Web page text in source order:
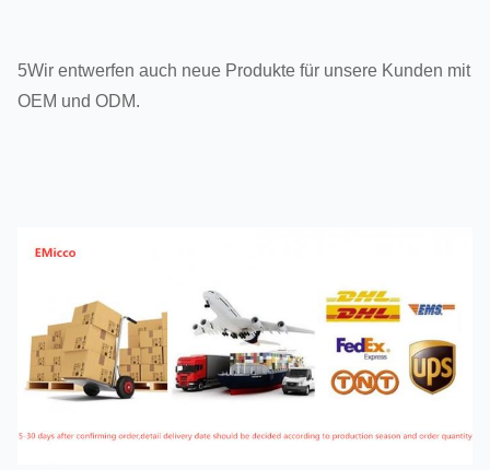
5Wir entwerfen auch neue Produkte für unsere Kunden mit
OEM und ODM.